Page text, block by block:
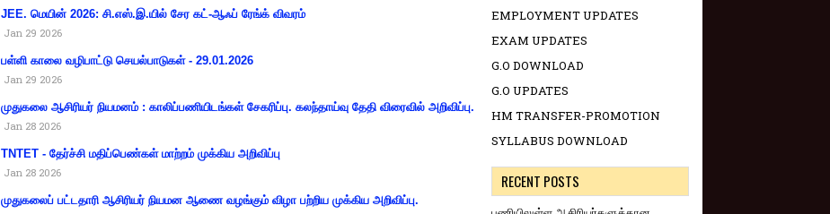
JEE. மெயின் 2026: சி.எஸ்.இ.யில் சேர கட்-ஆஃப் ரேங்க் விவரம்
Jan 29 2026
பள்ளி காலை வழிபாட்டு செயல்பாடுகள் - 29.01.2026
Jan 29 2026
முதுகலை ஆசிரியர் நியமனம் : காலிப்பணியிடங்கள் சேகரிப்பு. கலந்தாய்வு தேதி விரைவில் அறிவிப்பு.
Jan 28 2026
TNTET - தேர்ச்சி மதிப்பெண்கள் மாற்றம் முக்கிய அறிவிப்பு
Jan 28 2026
முதுகலைப் பட்டதாரி ஆசிரியர் நியமன ஆணை வழங்கும் விழா பற்றிய முக்கிய அறிவிப்பு.
EMPLOYMENT UPDATES
EXAM UPDATES
G.O DOWNLOAD
G.O UPDATES
HM TRANSFER-PROMOTION
SYLLABUS DOWNLOAD
RECENT POSTS